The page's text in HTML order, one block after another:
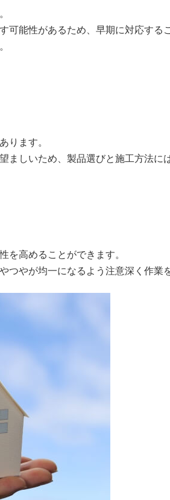
能性があるため、早期に対応する
ります。
しいため、製品選びと施工方法に
高めることができます。
やが均一になるよう注意深く作業